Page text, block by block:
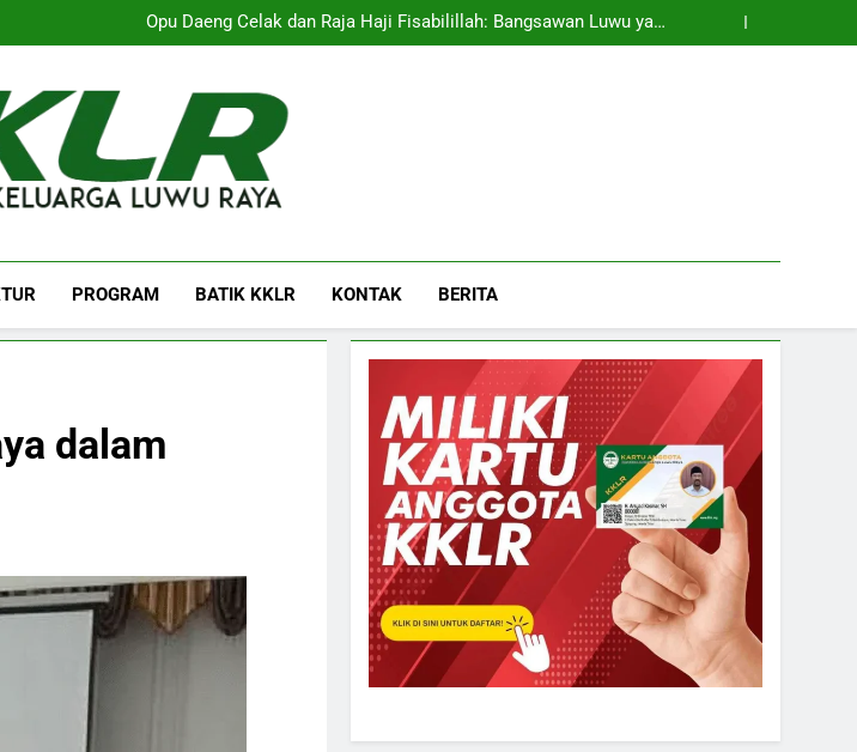
Membentuk Sejarah Dunia Melayu
Ketum KKLR Arsyad Kasmar Ziarahi Jejak Leluhur Wija To Luwu di Pulau
Penyengat
KKLR Kepri Dikukuhkan, Perkuat Persatuan dan Peran Wija to Luwu di Tanah
Opu Daeng Celak dan Raja Haji Fisabilillah: Bangsawan Luwu yang
Ketum KKLR Arsyad Kasmar Ziarahi Jejak Leluhur Wija To Luwu di Pulau
KKLR Kepri Dikukuhkan, Perkuat Persatuan dan Peran Wija to Luwu di Tanah
PROGRAM BATIK KKLR KONTAK BERITA
dalam